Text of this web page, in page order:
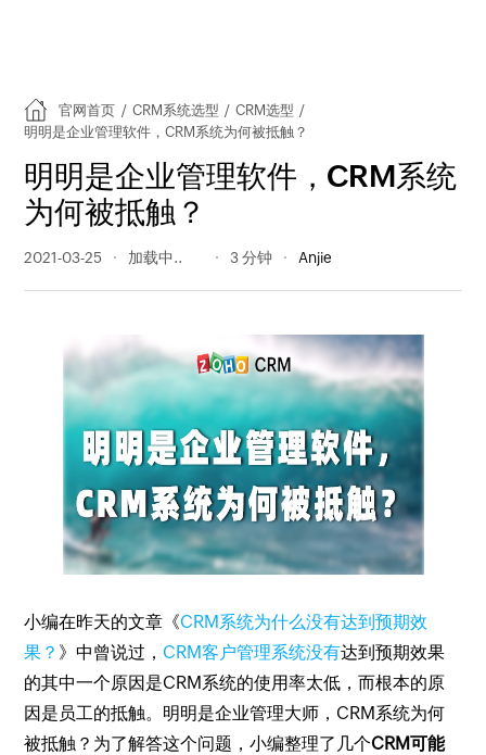
官网首页 / CRM系统选型 / CRM选型 /
明明是企业管理软件，CRM系统为何被抵触？
明明是企业管理软件，CRM系统
为何被抵触？
2021-03-25 329 阅读量 3 分钟 Anjie
小编在昨天的文章《CRM系统为什么没有达到预期效
果？ 》中曾说过， CRM客户管理系统没有达到预期效果
的其中一个原因是CRM系统的使用率太低，而根本的原
因是员工的抵触。明明是企业管理大师，CRM系统为何
被抵触？为了解答这个问题，小编整理了几个CRM可能